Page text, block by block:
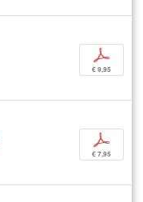
p
€ 9,95
p
€ 7,95